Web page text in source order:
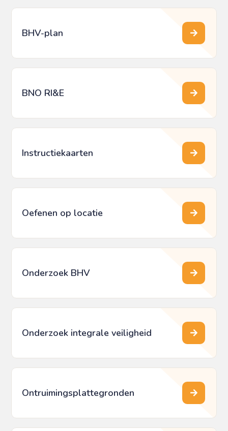
BHV-plan
BNO RI&E
Instructiekaarten
Oefenen op locatie
Onderzoek BHV
Onderzoek integrale veiligheid
Ontruimings­plattegronden